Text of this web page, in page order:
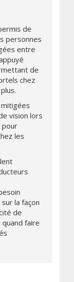
de
personnes
entre
de
chez
vision lors
pour
les
la façon
de
faire